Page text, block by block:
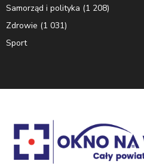
Samorząd i polityka (1 208)
Zdrowie (1 031)
Sport